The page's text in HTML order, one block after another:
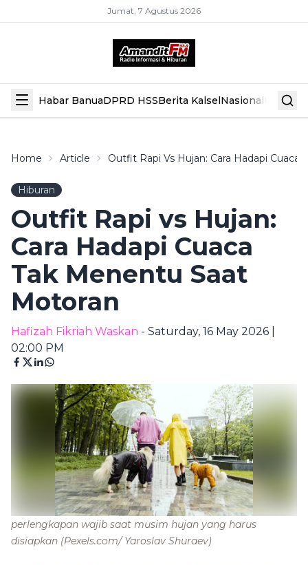
Jumat, 7 Agustus 2026
Habar BanuaDPRD HSSBerita KalselNasional Hiburan
Home Article Outfit Rapi Vs Hujan: Cara Hadapi Cuaca
Hiburan
Outfit Rapi vs Hujan:
Cara Hadapi Cuaca
Tak Menentu Saat
Motoran
Hafizah Fikriah Waskan - Saturday, 16 May 2026 |
02:00 PM
perlengkapan wajib saat musim hujan yang harus
disiapkan (Pexels.com/ Yaroslav Shuraev)